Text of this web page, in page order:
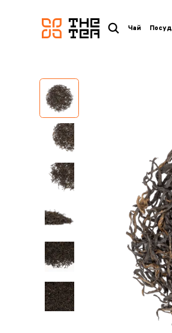
логотип
Чай Посуд